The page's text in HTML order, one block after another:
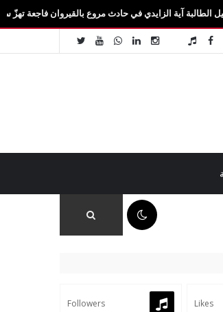
في حادث مروع بالقيروان فاجعة تهزّ سيدي بوزيد.. وفاة
Likes
Followers